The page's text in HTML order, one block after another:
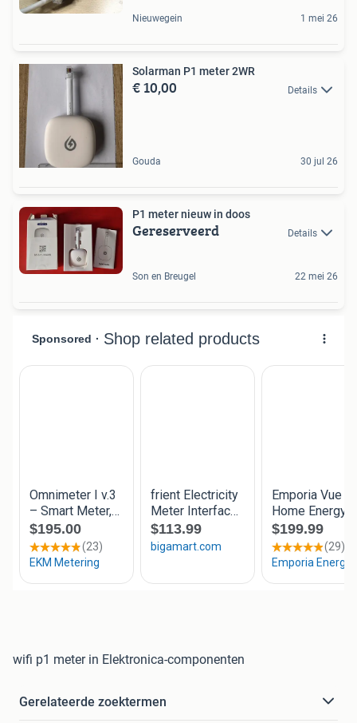
Nieuwegein 1 mei 26
Solarman P1 meter 2WR
€ 10,00 Details
Gouda 30 jul 26
P1 meter nieuw in doos
Gereserveerd Details
Son en Breugel 22 mei 26
wifi p1 meter in Elektronica-componenten
Gerelateerde zoektermen